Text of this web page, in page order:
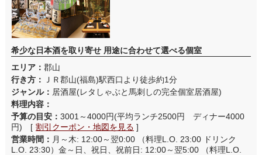
希少な日本酒を取り寄せ 用途に合わせて選べる個室
エリア： 郡山
行き方：
ＪＲ郡山(福島)駅西口より徒歩約1分
ジャンル： 居酒屋(レタしゃぶと馬刺しの完全個室居酒屋)
料理内容：
予算の目安： 3001～4000円(平均ランチ2500円 ディナー4000
円) [ 割引クーポン・地図を見る ]
営業時間： 月～木: 12:00～翌0:00 （料理L.O. 23:00 ドリンク
L.O. 23:30）金～日、祝日、祝前日: 12:00～翌5:00 （料理L.O.